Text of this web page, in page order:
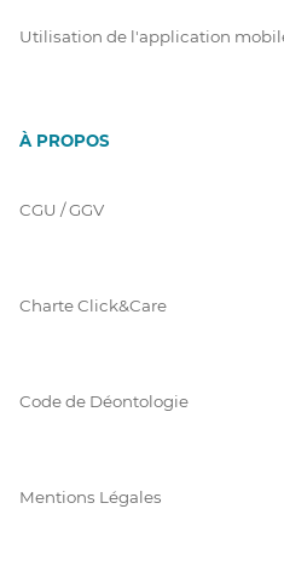
Utilisation de l'application
À PROPOS
CGU / GGV
Charte Click&Care
Code de Déontologie
Mentions Légales